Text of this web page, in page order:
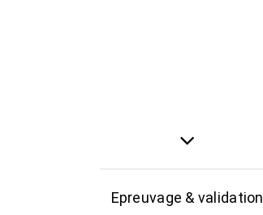
Epreuvage & validation